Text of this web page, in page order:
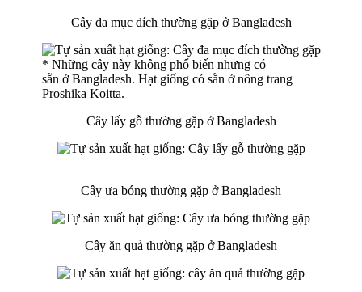
Cây đa mục đích thường gặp ở Bangladesh
* Những cây này không phổ biến nhưng có
sẵn ở Bangladesh. Hạt giống có sẵn ở nông trang
Proshika Koitta.
Cây lấy gỗ thường gặp ở Bangladesh
Cây ưa bóng thường gặp ở Bangladesh
Cây ăn quả thường gặp ở Bangladesh